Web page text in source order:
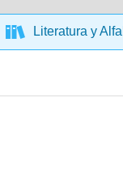
Literatura y